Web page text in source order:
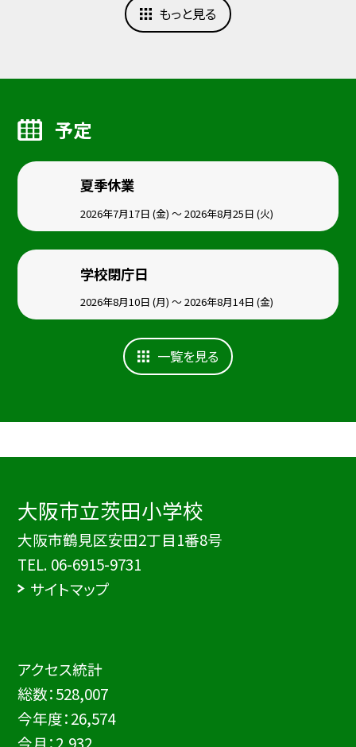
もっと見る
予定
夏季休業
2026年7月17日 (金) ～ 2026年8月25日 (火)
学校閉庁日
2026年8月10日 (月) ～ 2026年8月14日 (金)
一覧を見る
大阪市立茨田小学校
大阪市鶴見区安田2丁目1番8号
TEL. 06-6915-9731
サイトマップ
アクセス統計
総数：528,007
今年度：26,574
今月：2,932